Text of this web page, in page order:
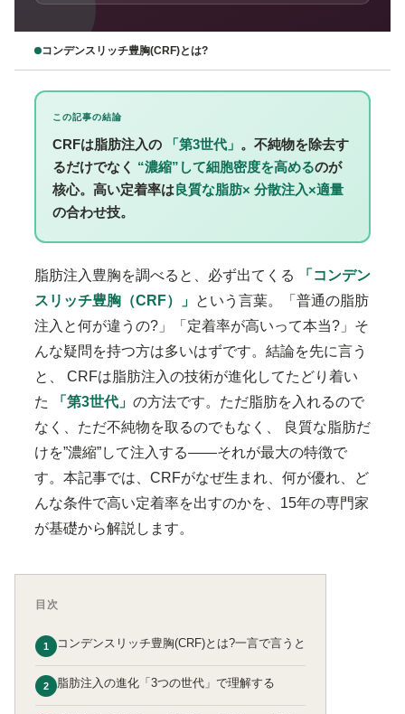
コンデンスリッチ豊胸(CRF)とは?
この記事の結論
CRFは脂肪注入の 「第3世代」 。不純物を除去す
るだけでなく “濃縮”して細胞密度を高めるのが
核心。高い定着率は良質な脂肪× 分散注入×適量
の合わせ技。
脂肪注入豊胸を調べると、必ず出てくる
「コンデン
スリッチ豊胸（CRF）」
という言葉。「普通の脂肪
注入と何が違うの?」「定着率が高いって本当?」そ
んな疑問を持つ方は多いはずです。結論を先に言う
と、 CRFは脂肪注入の技術が進化してたどり着い
た
「第3世代」 の方法です。ただ脂肪を入れるので
なく、ただ不純物を取るのでもなく、
良質な脂肪だ
けを”濃縮”して注入する——それが最大の特徴で
す。本記事では、CRFがなぜ生まれ、何が優れ、ど
んな条件で高い定着率を出すのかを、15年の専門家
が基礎から解説します。
目次
1 コンデンスリッチ豊胸(CRF)とは?一言で言うと
2 脂肪注入の進化「3つの世代」で理解する